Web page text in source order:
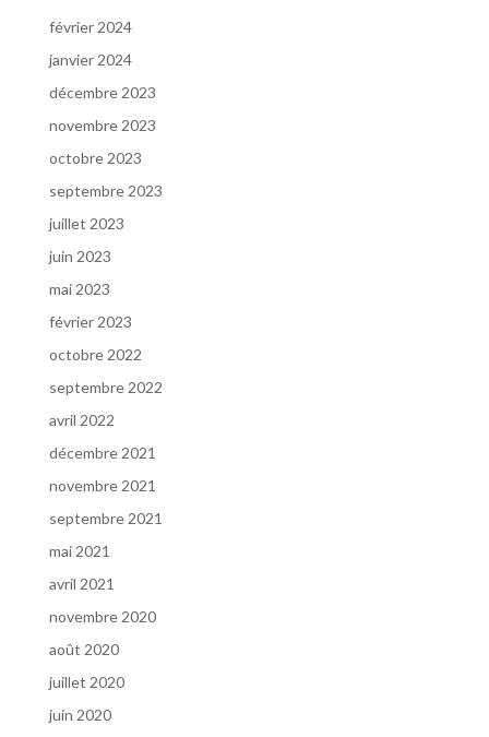
février 2024
janvier 2024
décembre 2023
novembre 2023
octobre 2023
septembre 2023
juillet 2023
juin 2023
mai 2023
février 2023
octobre 2022
septembre 2022
avril 2022
décembre 2021
novembre 2021
septembre 2021
mai 2021
avril 2021
novembre 2020
août 2020
juillet 2020
juin 2020